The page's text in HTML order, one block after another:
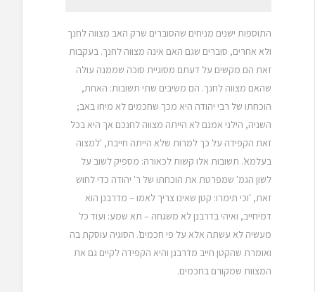
התוספות ישנים מניחים שהסוברים שרק האב מצווה לחנך
ולא אחרים, סוברים שגם האם אינה מצווה לחנך. בעקבות
זאת הם מקשים על דעתם מסוגיית סוכה שממנה עולה
שהאם מצווה לחנך. הם משיבים שתי תשובות: האחת,
הוכחתו של רבי יהודה היא מכך שחכמים לא מיחו באב;
השניה, הילני אמנם לא הייתה מצווה לחנכם אך היא בכל
זאת הקפידה על כך למרות שלא הייתה חייבת, 'למצוה
בעלמא'. תשובות אלו קשות לכאורה: מספיק לשוב על
לשון הגמ' שמפרטת את הוכחתו של ר' יהודה כדי לחוש
זאת, 'וכי תימרו: קטן שאינו צריך לאמו – מדרבנן הוא
דמיחייב, ואיהי בדרבנן לא משגחה – תא שמע: ועוד כל
מעשיה לא עשתה אלא על פי חכמים'. הסוגיה עוסקת בה
ואומרת שהקטן חייב מדרבנן והיא הקפידה לקיים גם את
המצוות שמקורם בחכמים.